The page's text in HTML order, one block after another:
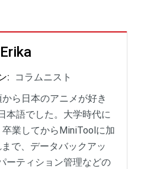
Erika
:
コラムニスト
ら日本のアニメが好き
本語でした。大学時代に
卒業してからMiniToolに加
で、データバックアッ
ーティション管理などの